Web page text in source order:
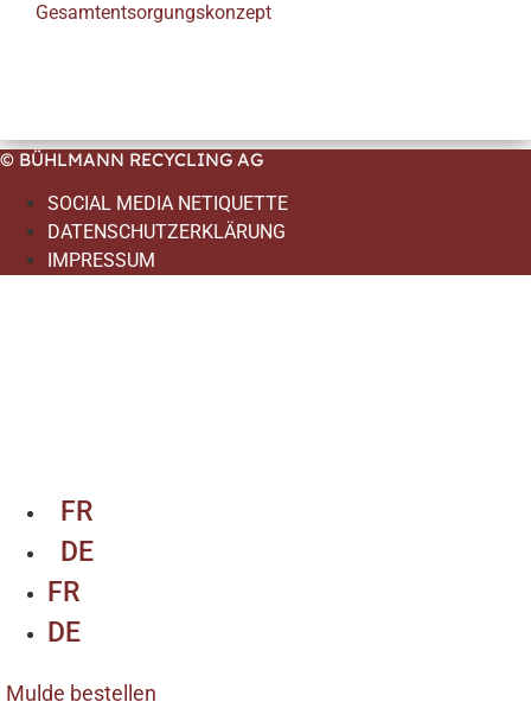
Gesamtentsorgungskonzept
© BÜHLMANN RECYCLING AG
SOCIAL MEDIA NETIQUETTE
DATENSCHUTZERKLÄRUNG
IMPRESSUM
FR
DE
FR
DE
Mulde bestellen